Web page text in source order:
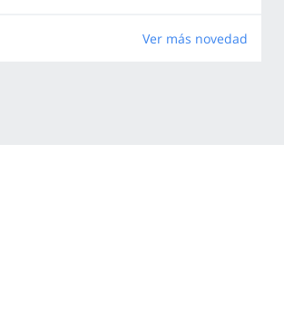
Ver más novedad